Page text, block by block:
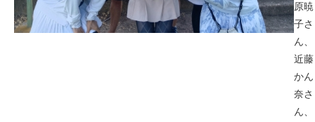
原暁
子さ
ん、
近藤
かん
奈さ
ん、